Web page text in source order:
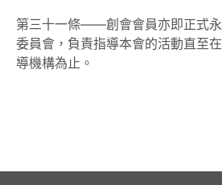
第三十一條——創會會員亦即正式
委員會，負責指導本會的活動直至
導機構為止。